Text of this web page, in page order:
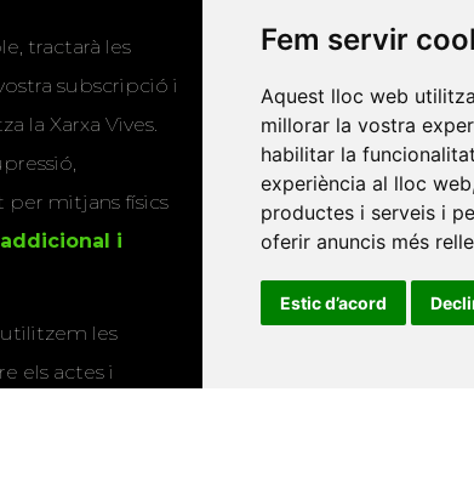
Fem servir
Aquest lloc web
millorar la vostra
habilitar la
experiència al lloc web,
productes i serveis i
oferir anuncis més
Estic d’acord
tractarà les
subscripció i
la Xarxa Vives.
mitjans físics
i
les
els actes i
publicacions
Editorials
Twitter